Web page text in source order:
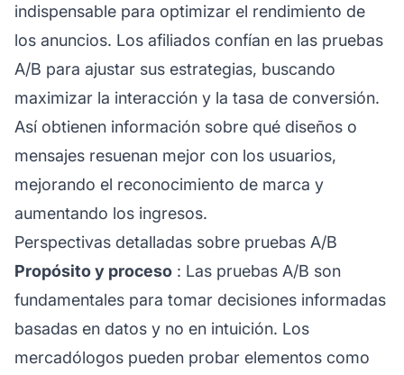
indispensable para optimizar el rendimiento de
los anuncios. Los afiliados confían en las pruebas
A/B para ajustar sus estrategias, buscando
maximizar la interacción y la tasa de conversión.
Así obtienen información sobre qué diseños o
mensajes resuenan mejor con los usuarios,
mejorando el reconocimiento de marca y
aumentando los ingresos.
Perspectivas detalladas sobre pruebas A/B
Propósito y proceso : Las pruebas A/B son
fundamentales para tomar decisiones informadas
basadas en datos y no en intuición. Los
mercadólogos pueden probar elementos como